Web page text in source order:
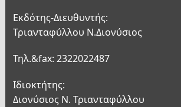
Εκδότης-Διευθυντής:
Τριανταφύλλου Ν.Διονύσιος
Τηλ.&fax: 2322022487
Ιδιοκτήτης:
Διονύσιος Ν. Τριανταφύλλου